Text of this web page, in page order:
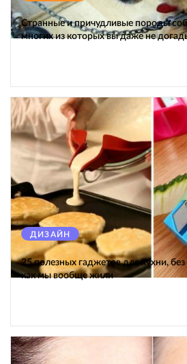
Странные и причудливые породы
многих из которых вы даже не
ДИЗАЙН
25 полезных гаджетов для кухни,
как мы вообще жили